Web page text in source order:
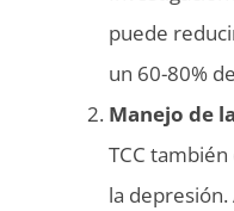
puede
un 60-80%
Manejo de
TCC
la depresión.